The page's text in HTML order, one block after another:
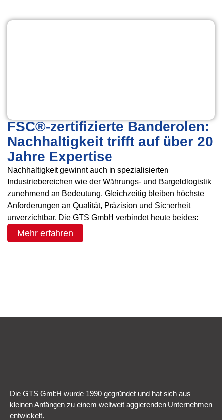
FSC®-zertifizierte Banderolen:
Nachhaltigkeit trifft auf über 20
Jahre Expertise
Nachhaltigkeit gewinnt auch in spezialisierten
Industriebereichen wie der Währungs- und Bargeldlogistik
zunehmend an Bedeutung. Gleichzeitig bleiben höchste
Anforderungen an Qualität, Präzision und Sicherheit
unverzichtbar. Die GTS GmbH verbindet heute beides:
Mehr erfahren
Die GTS GmbH wurde 1990 gegründet und hat sich aus
kleinen Anfängen zu einem weltweit aggierenden Unternehmen
entwickelt.